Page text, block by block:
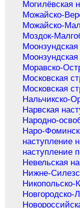
Могилёвская
Можайско-
Можайско-
Моздок-
Моравско-
Московская
Московская
Нальчикско-
Нарвская
Народно-
Наро-
наступление
наступление
Невельская
Нижне-
Никопольско-
Новгородско-